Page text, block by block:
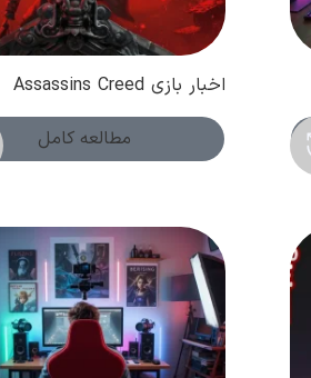
اخبار بازی Assassins Creed
Shadows از شروعی طوفانی تا
پرفروش ترین بازی ماه
مطالعه کامل